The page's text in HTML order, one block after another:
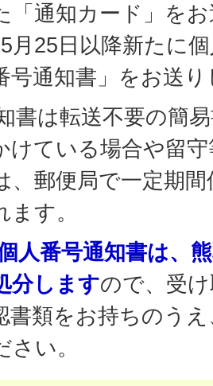
「通知カード」を
月25日以降新たに
号通知書」をお送
書は転送不要の簡
けている場合や留
、郵便局で一定期
す。
人番号通知書は、
分しますので、受
書類をお持ちのう
い。